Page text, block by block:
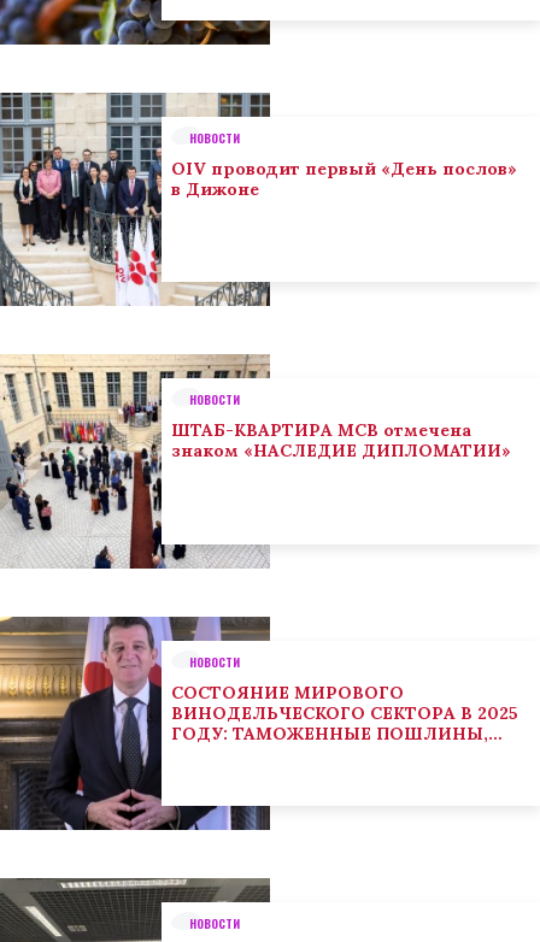
НОВОСТИ
OIV проводит первый «День послов»
в Дижоне
НОВОСТИ
ШТАБ-КВАРТИРА МСВ отмечена
знаком «НАСЛЕДИЕ ДИПЛОМАТИИ»
НОВОСТИ
СОСТОЯНИЕ МИРОВОГО
ВИНОДЕЛЬЧЕСКОГО СЕКТОРА В 2025
ГОДУ: ТАМОЖЕННЫЕ ПОШЛИНЫ,
НОВОСТИ